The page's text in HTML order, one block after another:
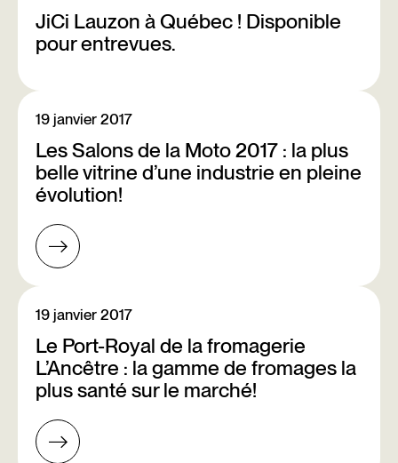
JiCi Lauzon à Québec ! Disponible
pour entrevues.
Les Salons de la Moto 2017 : la plus
belle vitrine d’une industrie en pleine
évolution!
19 janvier 2017
Le Port-Royal de la fromagerie
L’Ancêtre : la gamme de fromages la
plus santé sur le marché!
19 janvier 2017